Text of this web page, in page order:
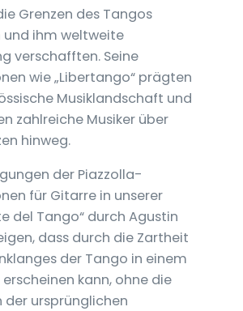
Grenzen des Tangos
ihm weltweite
verschafften. Seine
wie „Libertango“ prägten
Musiklandschaft und
zahlreiche Musiker über
hinweg.
der Piazzolla-
für Gitarre in unserer
del Tango“ durch Agustin
dass durch die Zartheit
der Tango in einem
kann, ohne die
der ursprünglichen